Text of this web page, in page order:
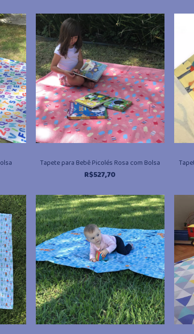
Tapete para Bebê Picolés Rosa com Bolsa
R$527,70